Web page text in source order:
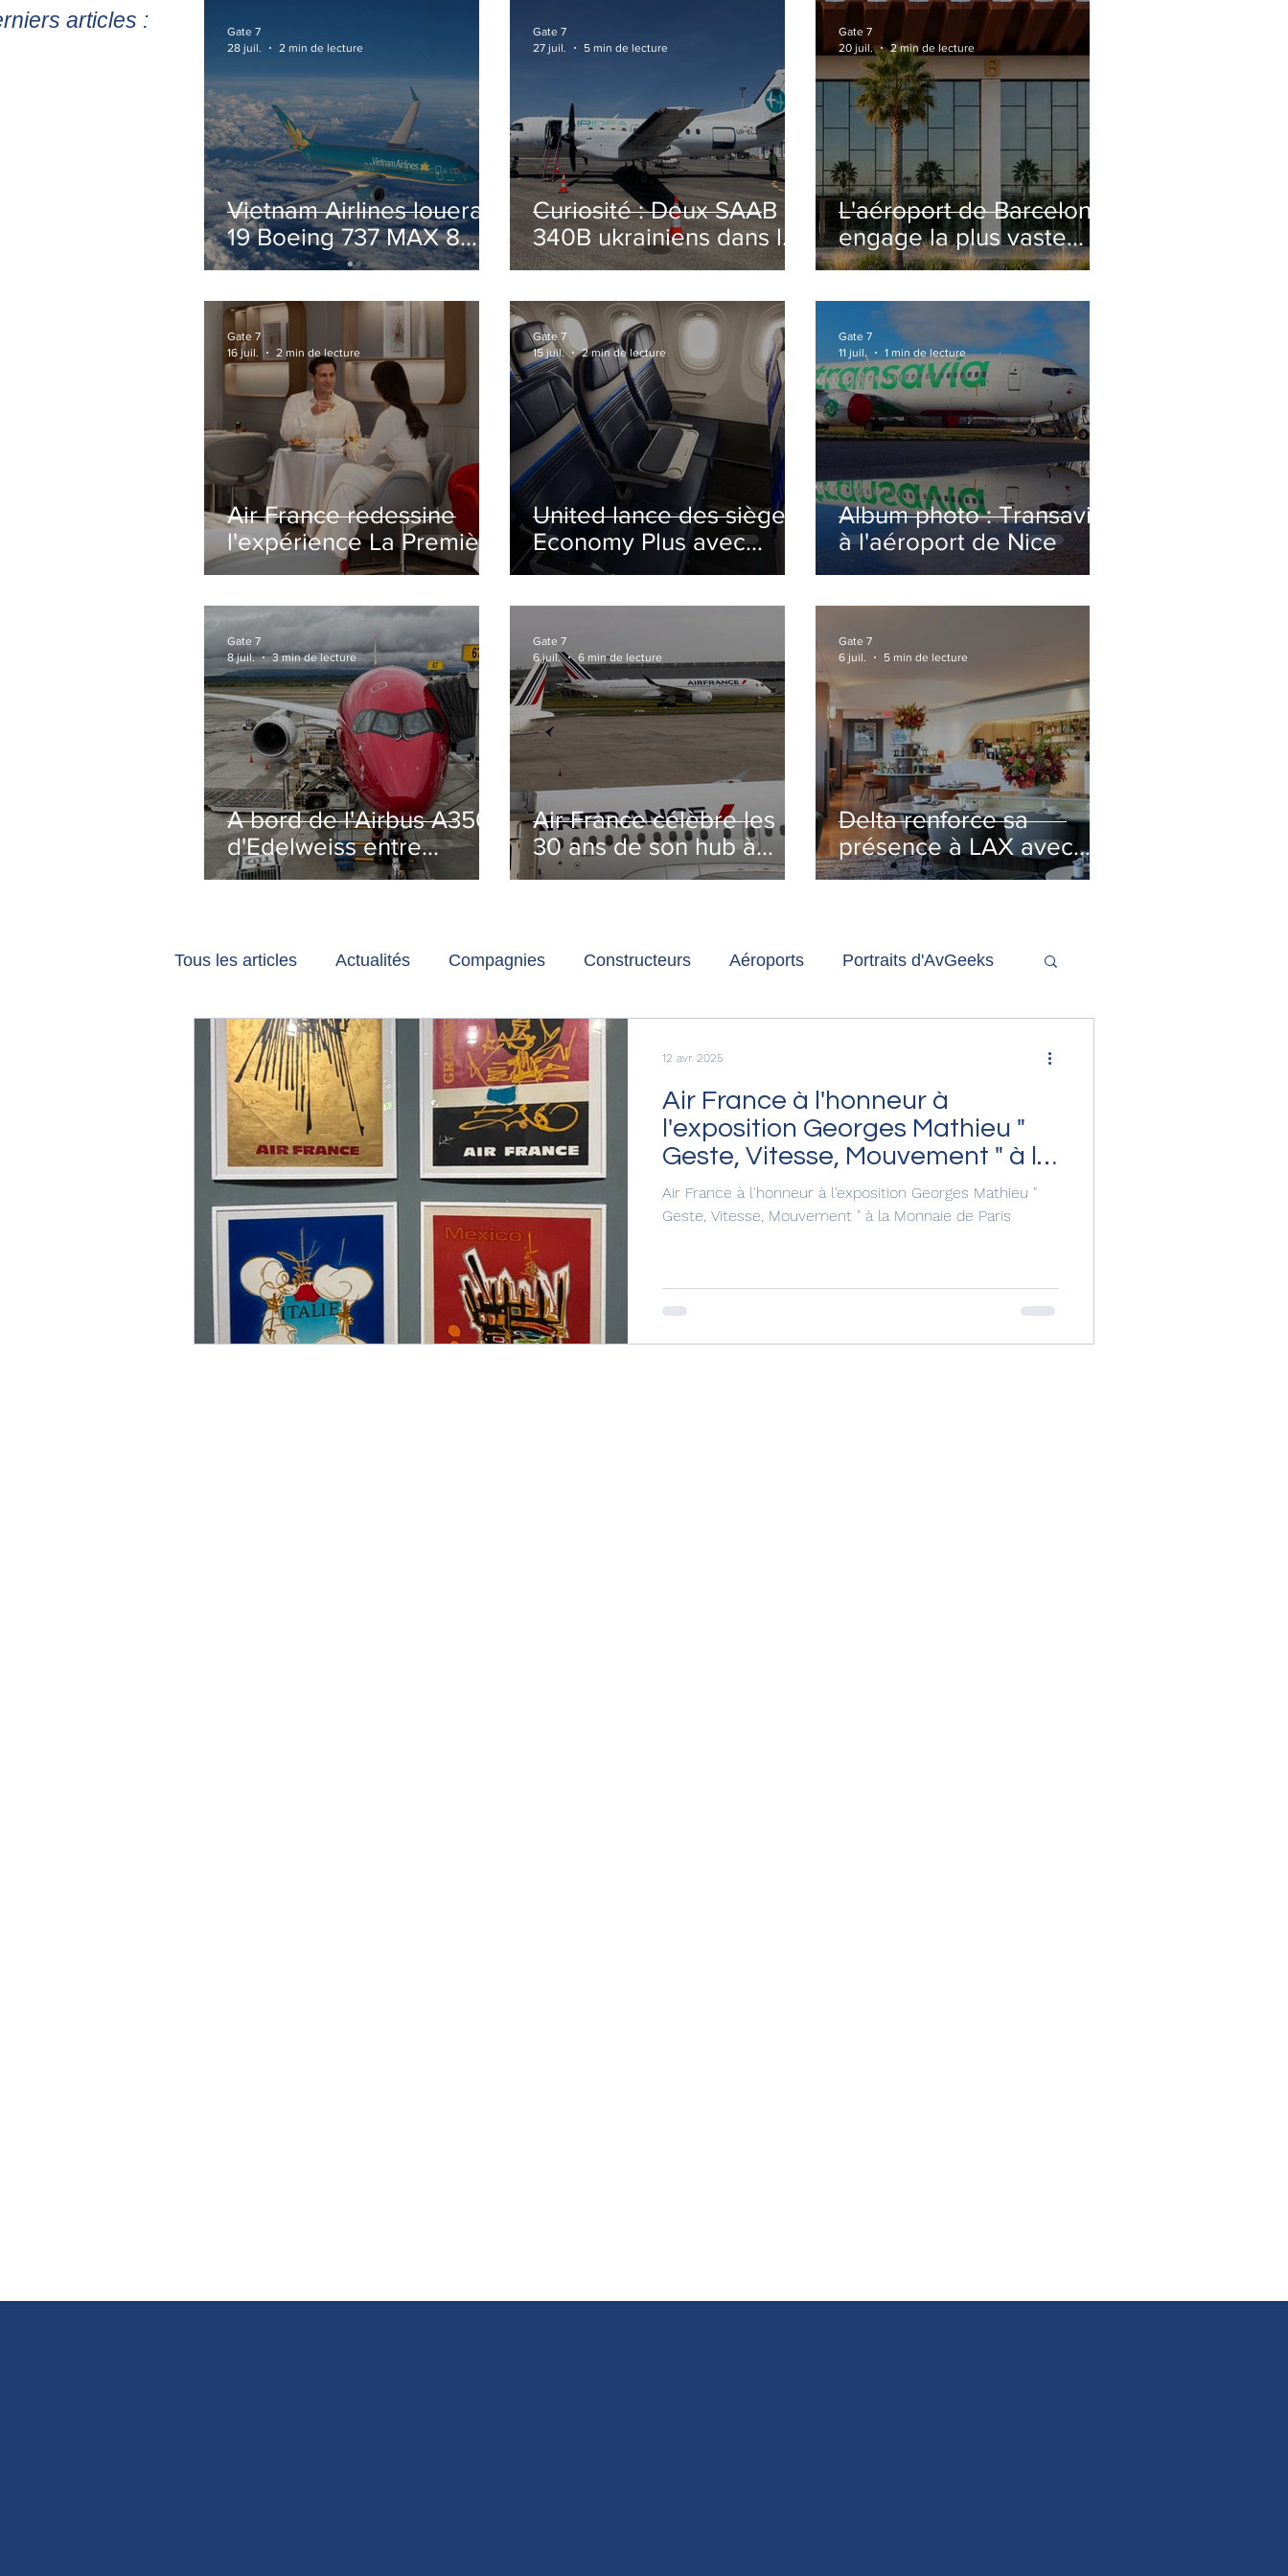
articles :
Vietnam Airlines louera
19 Boeing 737 MAX 8
pour accélérer la
flotte
Gate 7
28 juil.
2 min de lecture
Curiosité : Deux SAAB
340B ukrainiens dans le
ciel Italien cet été
Gate 7
27 juil.
5 min de lecture
L'aéroport de Barcelone
engage la plus vaste
rénovation de son
ouverture
Gate 7
20 juil.
2 min de lecture
Air France redessine
l'expérience La Première
avec un salon
Paris-CDG
Gate 7
16 juil.
2 min de lecture
United lance des sièges
Economy Plus avec
siège central neutralisé
Gate 7
15 juil.
2 min de lecture
Album photo : Transavia
à l'aéroport de Nice
Gate 7
11 juil.
1 min de lecture
A bord de l'Airbus A350
d'Edelweiss entre
Vancouver et Zurich
Gate 7
8 juil.
3 min de lecture
Air France célèbre les
30 ans de son hub à
Paris-Charles de Gaulle
Gate 7
6 juil.
6 min de lecture
Delta renforce sa
présence à LAX avec
l'ouverture de la
Gate 7
6 juil.
5 min de lecture
Tous les articles Actualités Compagnies Constructeurs Aéroports Portraits d'AvGeeks
Les tribunes de Gate7 album photo Développement durable
Voyages Reportages
Air France à l'honneur à
l'exposition Georges Mathieu "
Geste, Vitesse, Mouvement " à la
Monnaie de Paris
Air France à l'honneur à l'exposition Georges Mathieu "
Geste, Vitesse, Mouvement " à la Monnaie de Paris
12 avr. 2025